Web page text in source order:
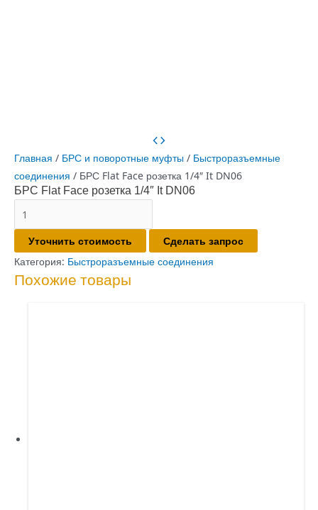
Главная / БРС и поворотные муфты / Быстроразъемные
соединения / БРС Flat Face розетка 1/4″ It DN06
БРС Flat Face розетка 1/4″ It DN06
товара
БРС
Flat
Face
Уточнить стоимость
Сделать запрос
Категория: Быстроразъемные соединения
Похожие товары